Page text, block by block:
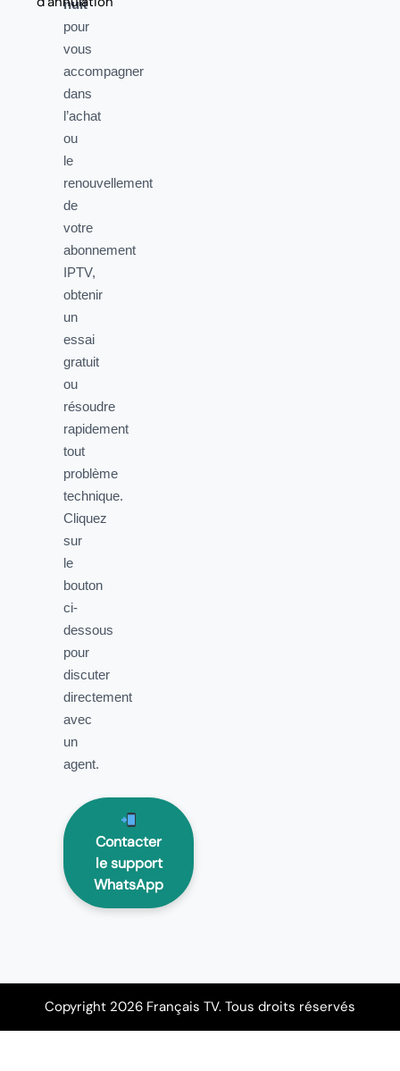
nuit
pour
vous
accompagner
dans
l’achat
ou
le
renouvellement
de
votre
abonnement
IPTV,
obtenir
un
essai
gratuit
ou
résoudre
rapidement
tout
problème
technique.
Cliquez
sur
le
bouton
ci-
dessous
pour
discuter
directement
avec
un
agent.
Contacter
le support
WhatsApp
Copyright 2026 Français TV. Tous droits réservés